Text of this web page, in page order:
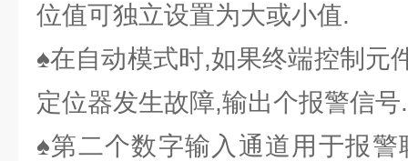
位值可独立设置为大或小值.
♠在自动模式时,如果终端控制元
定位器发生故障,输出个报警信号.
♠第二个数字输入通道用于报